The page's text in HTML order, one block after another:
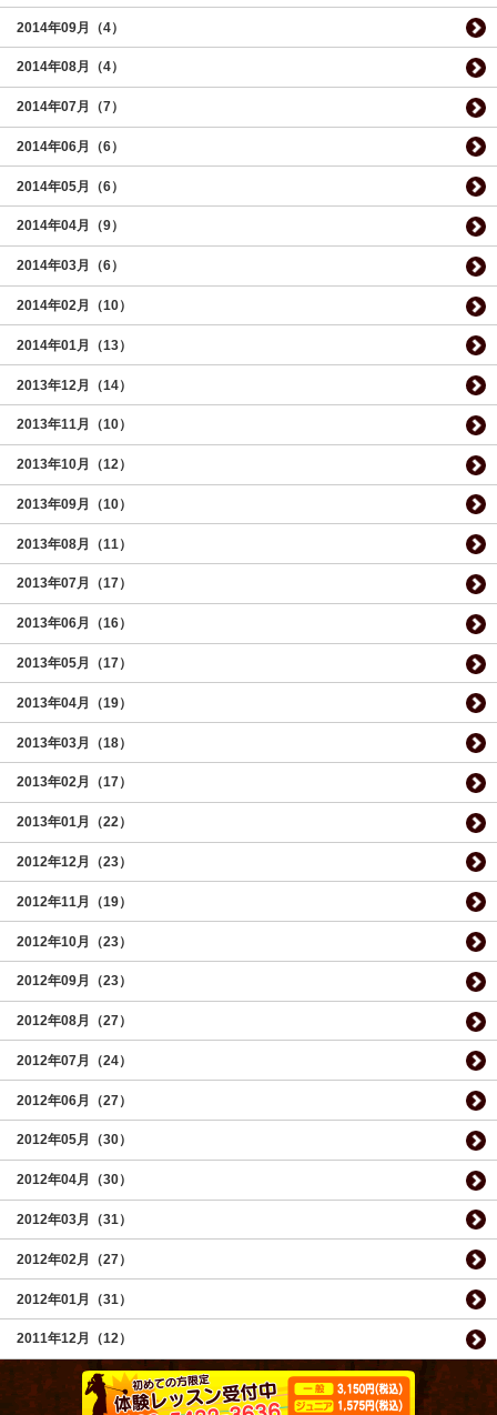
2014年09月（4）
2014年08月（4）
2014年07月（7）
2014年06月（6）
2014年05月（6）
2014年04月（9）
2014年03月（6）
2014年02月（10）
2014年01月（13）
2013年12月（14）
2013年11月（10）
2013年10月（12）
2013年09月（10）
2013年08月（11）
2013年07月（17）
2013年06月（16）
2013年05月（17）
2013年04月（19）
2013年03月（18）
2013年02月（17）
2013年01月（22）
2012年12月（23）
2012年11月（19）
2012年10月（23）
2012年09月（23）
2012年08月（27）
2012年07月（24）
2012年06月（27）
2012年05月（30）
2012年04月（30）
2012年03月（31）
2012年02月（27）
2012年01月（31）
2011年12月（12）